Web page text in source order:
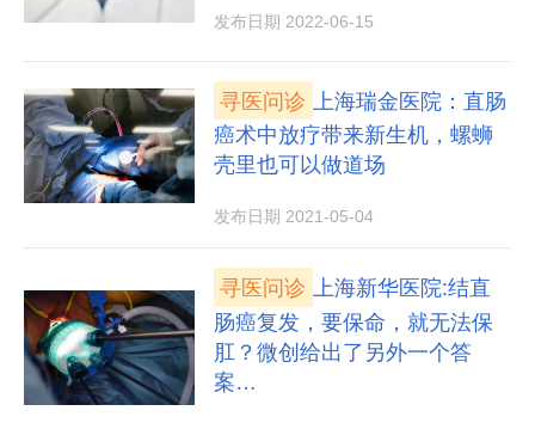
发布日期 2022-06-15
寻医问诊
上海瑞金医院：直肠
癌术中放疗带来新生机，螺蛳
壳里也可以做道场
发布日期 2021-05-04
寻医问诊
上海新华医院:结直
肠癌复发，要保命，就无法保
肛？微创给出了另外一个答
案…